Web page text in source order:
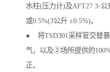
水柱(压力计)及AFT27 3-
或0.5%(3公升 ±0.5%)。
● 将TSD301采样管交替
气，以及②场所提供的
正。